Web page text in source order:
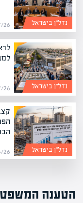
13/07/ נדל”ן בישראל
07/07/ נדל”ן בישראל
22/06/ נדל”ן בישראל
הטענה